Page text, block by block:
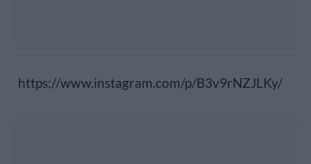
https://www.instagram.com/p/B3v9rNZJLKy/